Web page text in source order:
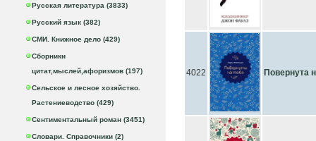
Русская литература (3833)
Русский язык (382)
СМИ. Книжное дело (429)
Сборники
цитат,мыслей,афоризмов (197)
Сельское и лесное хозяйство.
Растениеводство (429)
Сентиментальный роман (3451)
Словари. Справочники (2)
4022 Повернута